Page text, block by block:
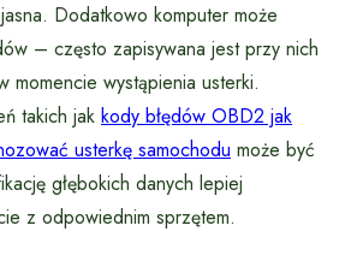
Dodatkowo komputer może
– często zapisywana jest przy nich
momencie wystąpienia usterki.
takich jak kody błędów OBD2 jak
usterkę samochodu może być
głębokich danych lepiej
z odpowiednim sprzętem.